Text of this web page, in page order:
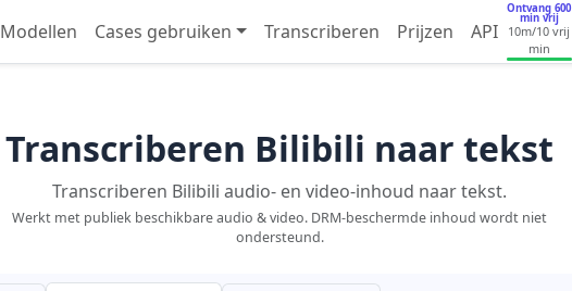
Modellen Cases gebruiken Transcriberen Prijzen API
Ontvang 600
min vrij
10m/10 vrij
min
Transcriberen Bilibili naar tekst
Transcriberen Bilibili audio- en video-inhoud naar tekst.
Werkt met publiek beschikbare audio & video. DRM-beschermde inhoud wordt niet
ondersteund.